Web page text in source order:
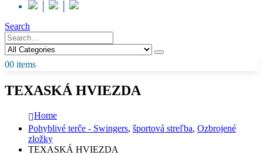
Search
00 items
TEXASKÁ HVIEZDA
Home
Pohyblivé terče - Swingers, športová streľba, Ozbrojené
zložky
TEXASKÁ HVIEZDA